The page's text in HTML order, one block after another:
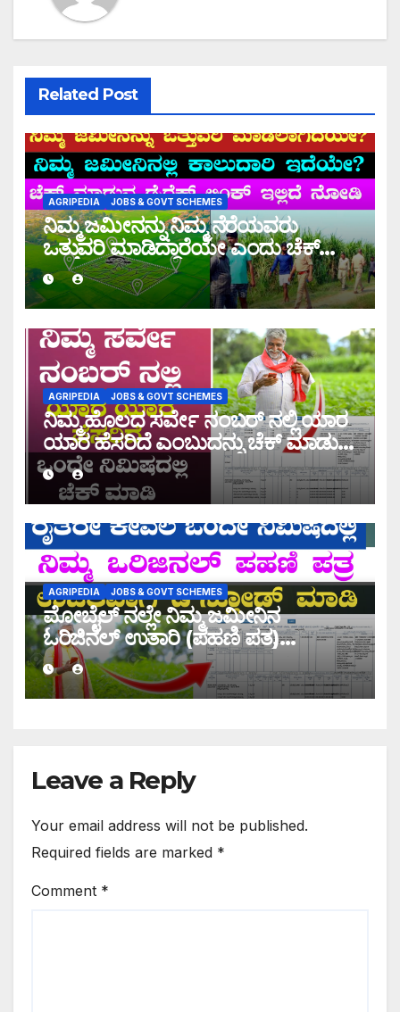
Related Post
AGRIPEDIA JOBS & GOVT SCHEMES
ನಿಮ್ಮ ಜಮೀನನ್ನು ನಿಮ್ಮ ನೆರೆಯವರು
ಒತ್ತುವರಿ ಮಾಡಿದ್ದಾರೆಯೇ ಎಂದು ಚೆಕ್
ಮಾಡುವ ಡೈರೆಕ್ಟ್ ಲಿಂಕ್ ಇಲ್ಲಿದೆ ನೋಡಿ!
AGRIPEDIA JOBS & GOVT SCHEMES
ನಿಮ್ಮ ಹೊಲದ ಸರ್ವೇ ನಂಬರ್ ನಲ್ಲಿ ಯಾರ
ಯಾರ ಹೆಸರಿದೆ ಎಂಬುದನ್ನು ಚೆಕ್ ಮಾಡುವ
ಡೈರೆಕ್ಟ್ ಲಿಂಕ್ ಇಲ್ಲಿದೆ ನೋಡಿ!
AGRIPEDIA JOBS & GOVT SCHEMES
ಮೋಬೈಲ್ ನಲ್ಲೇ ನಿಮ್ಮ ಜಮೀನಿನ
ಓರಿಜಿನಲ್ ಉತಾರಿ (ಪಹಣಿ ಪತ್ರ)
ಡೌನ್ಲೋಡ್ ಮಾಡಿ
Leave a Reply
Your email address will not be published.
Required fields are marked *
Comment *